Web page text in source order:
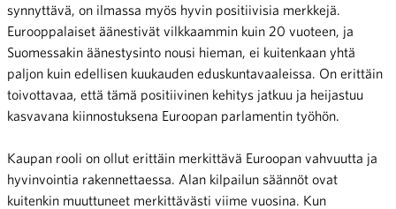
synnyttävä, on ilmassa myös hyvin positiivisia merkkejä.
Eurooppalaiset äänestivät vilkkaammin kuin 20 vuoteen, ja
Suomessakin äänestysinto nousi hieman, ei kuitenkaan yhtä
paljon kuin edellisen kuukauden eduskuntavaaleissa. On erittäin
toivottavaa, että tämä positiivinen kehitys jatkuu ja heijastuu
kasvavana kiinnostuksena Euroopan parlamentin työhön.
Kaupan rooli on ollut erittäin merkittävä Euroopan vahvuutta ja
hyvinvointia rakennettaessa. Alan kilpailun säännöt ovat
kuitenkin muuttuneet merkittävästi viime vuosina. Kun